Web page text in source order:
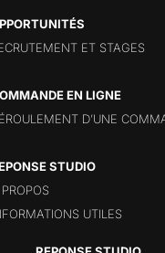
ET STAGES
EN LIGNE
D’UNE
STUDIO
UTILES